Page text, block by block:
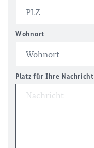
Wohnort
Platz für Ihre